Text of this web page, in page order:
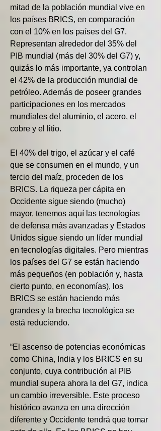
mitad de la población mundial vive en
los países BRICS, en comparación
con el 10% en los países del G7.
Representan alrededor del 35% del
PIB mundial (más del 30% del G7) y,
quizás lo más importante, ya controlan
el 42% de la producción mundial de
petróleo. Además de poseer grandes
participaciones en los mercados
mundiales del aluminio, el acero, el
cobre y el litio.
El 40% del trigo, el azúcar y el café
que se consumen en el mundo, y un
tercio del maíz, proceden de los
BRICS. La riqueza per cápita en
Occidente sigue siendo (mucho)
mayor, tenemos aquí las tecnologías
de defensa más avanzadas y Estados
Unidos sigue siendo un líder mundial
en tecnologías digitales. Pero mientras
los países del G7 se están haciendo
más pequeños (en población y, hasta
cierto punto, en economías), los
BRICS se están haciendo más
grandes y la brecha tecnológica se
está reduciendo.
“El ascenso de potencias económicas
como China, India y los BRICS en su
conjunto, cuya contribución al PIB
mundial supera ahora la del G7, indica
un cambio irreversible. Este proceso
histórico avanza en una dirección
diferente y Occidente tendrá que tomar